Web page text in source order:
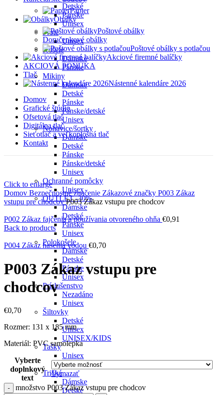
Detské
Pánske
Unisex
Froté
Unisex
Košele
Dámske
Pánske
Mikiny
Dámske
Detské
Pánske
Pánske/detské
Unisex
Nohavice/šortky
Dámske
Detské
Pánske
Pánske/detské
Unisex
Ochranné pomôcky
Unisex
OUTLET -30%
Dámske
Detské
Pánske
Unisex
Polokošele
Dámske
Detské
Pánske
Unisex
Príslušenstvo
Nezadáno
Unisex
Šiltovky
Detské
Unisex
UNISEX/KIDS
Tašky
Unisex
UNISEX/KIDS
Tričká
Dámske
Detské
Papier
Obálky
Poštové obálky
Doručenkové obálky
Poštové obálky s potlačou
Akciové firemné balíčky
AKCIOVÁ PONUKA
Tlač
Nástenné kalendáre 2026
Domov
Grafické štúdio
Ofsetová tlač
Digitálna tlač
Sieťotlač a veľkoplošná tlač
Kontakt
Click to enlarge
Domov Bezpečnostné značenie Zákazové značky P003 Zákaz
vstupu pre chodcovP003 Zákaz vstupu pre chodcov
P002 Zákaz fajčenia a používania otvoreného ohňa €0,91
Back to products
P004 Zákaz hasenia vodou €0,70
P003 Zákaz vstupu pre
chodcov
€0,70
Rozmer: 131 x 185 mm
Materiál: PVC samolepka
Vyberte
doplnkový
text
Vymazať
množstvo P003 Zákaz vstupu pre chodcov